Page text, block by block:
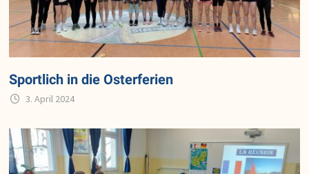
Sportlich in die Osterferien
3. April 2024